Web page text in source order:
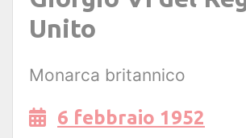
Unito
Monarca britannico
6 febbraio 1952